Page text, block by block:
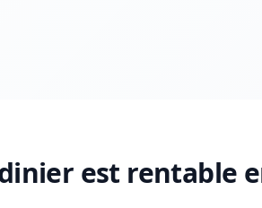
est rentable